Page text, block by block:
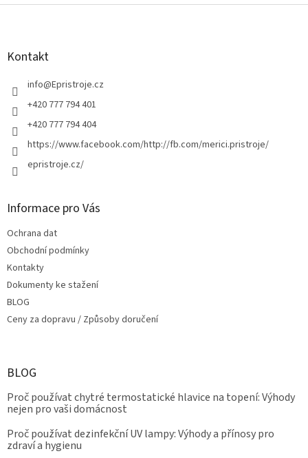
Z
Kontakt
info@Epristroje.cz
+420 777 794 401
+420 777 794 404
https://www.facebook.com/http://fb.com/merici.pristroje/
epristroje.cz/
Informace pro Vás
Ochrana dat
Obchodní podmínky
Kontakty
Dokumenty ke stažení
BLOG
Ceny za dopravu / Způsoby doručení
BLOG
Proč používat chytré termostatické hlavice na topení: Výhody
nejen pro vaši domácnost
Proč používat dezinfekční UV lampy: Výhody a přínosy pro
zdraví a hygienu